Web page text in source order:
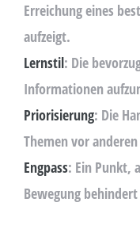
Erreichung eines
aufzeigt.
Lernstil: Die
Informationen
Priorisierung: Die
Themen vor anderen
Engpass: Ein Punkt,
Bewegung